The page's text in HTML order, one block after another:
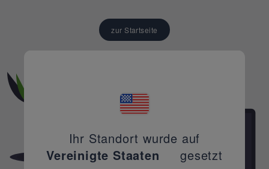
zur Startseite
Ihr Standort wurde auf
Vereinigte Staaten
gesetzt